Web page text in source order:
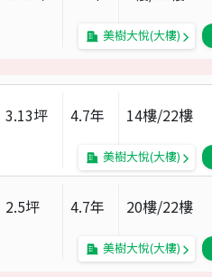
美樹大悅(大樓)
3.13坪 4.7年 14樓/22樓
美樹大悅(大樓)
2.5坪 4.7年 20樓/22樓
美樹大悅(大樓)